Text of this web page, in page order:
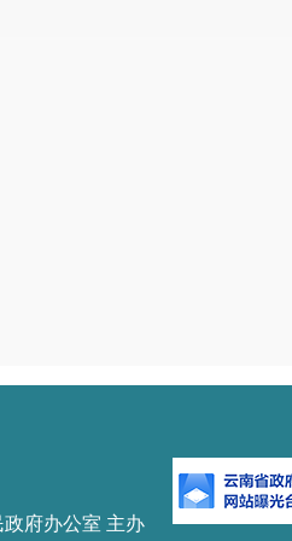
年）》关于“梳理盘活高校和科
活高校存量专利的服务支撑，促进存
中小微企业需求，促进中小微企业
展专利转化运用服务，加快创新成
府办公室 主办